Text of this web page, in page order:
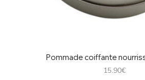
Pommade coiffante
15.90€